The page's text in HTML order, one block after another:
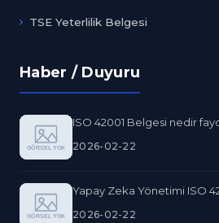
TSE Yeterlilik Belgesi
Haber / Duyuru
ISO 42001 Belgesi nedir
2026-02-22
Yapay Zeka Yönetimi ISO
2026-02-22